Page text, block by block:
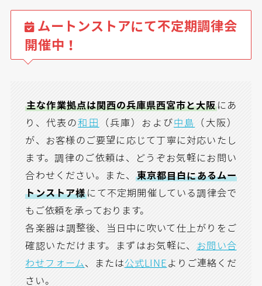
ムートンストアにて不定期調律会
開催中！
主な作業拠点は関西の兵庫県西宮市と大阪にあ
り、代表の和田 （兵庫）および中島
（大阪）
が、お客様のご要望に応じて丁寧に対応いたし
ます。調律のご依頼は、どうぞお気軽にお問い
合わせください。また、
東京都目白にあるムー
トンストア様 にて不定期開催している調律会で
もご依頼を承っております。
各楽器は調整後、当日中に吹いて仕上がりをご
確認いただけます。まずはお気軽に、
お問い合
わせフォーム 、または公式LINE よりご連絡くだ
さい。